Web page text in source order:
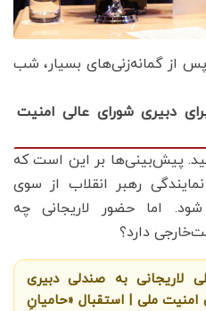
پس از گمانه‌زنی‌های بسیار، شب
دبیری شورای عالی امنیت
پیش‌بینی‌ها بر این است که
رهبر انقلاب از سوی
شود. اما حضور لاریجانی چه
دارد؟
لاریجانی به صندلی دبیری
امنیت ملی | استقبال «حامیانِ